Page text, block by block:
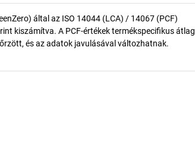
által az ISO 14044 (LCA) / 14067 (PCF)
kiszámítva. A PCF-értékek termékspecifikus
és az adatok javulásával változhatnak.